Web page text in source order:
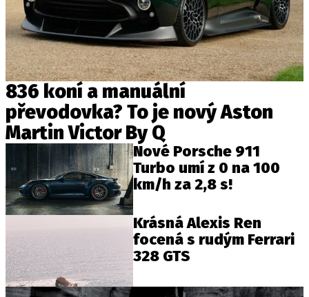
836 koní a manuální
převodovka? To je nový Aston
Martin Victor By Q
Nové Porsche 911
Turbo umí z 0 na 100
km/h za 2,8 s!
Krásná Alexis Ren
focená s rudým Ferrari
328 GTS